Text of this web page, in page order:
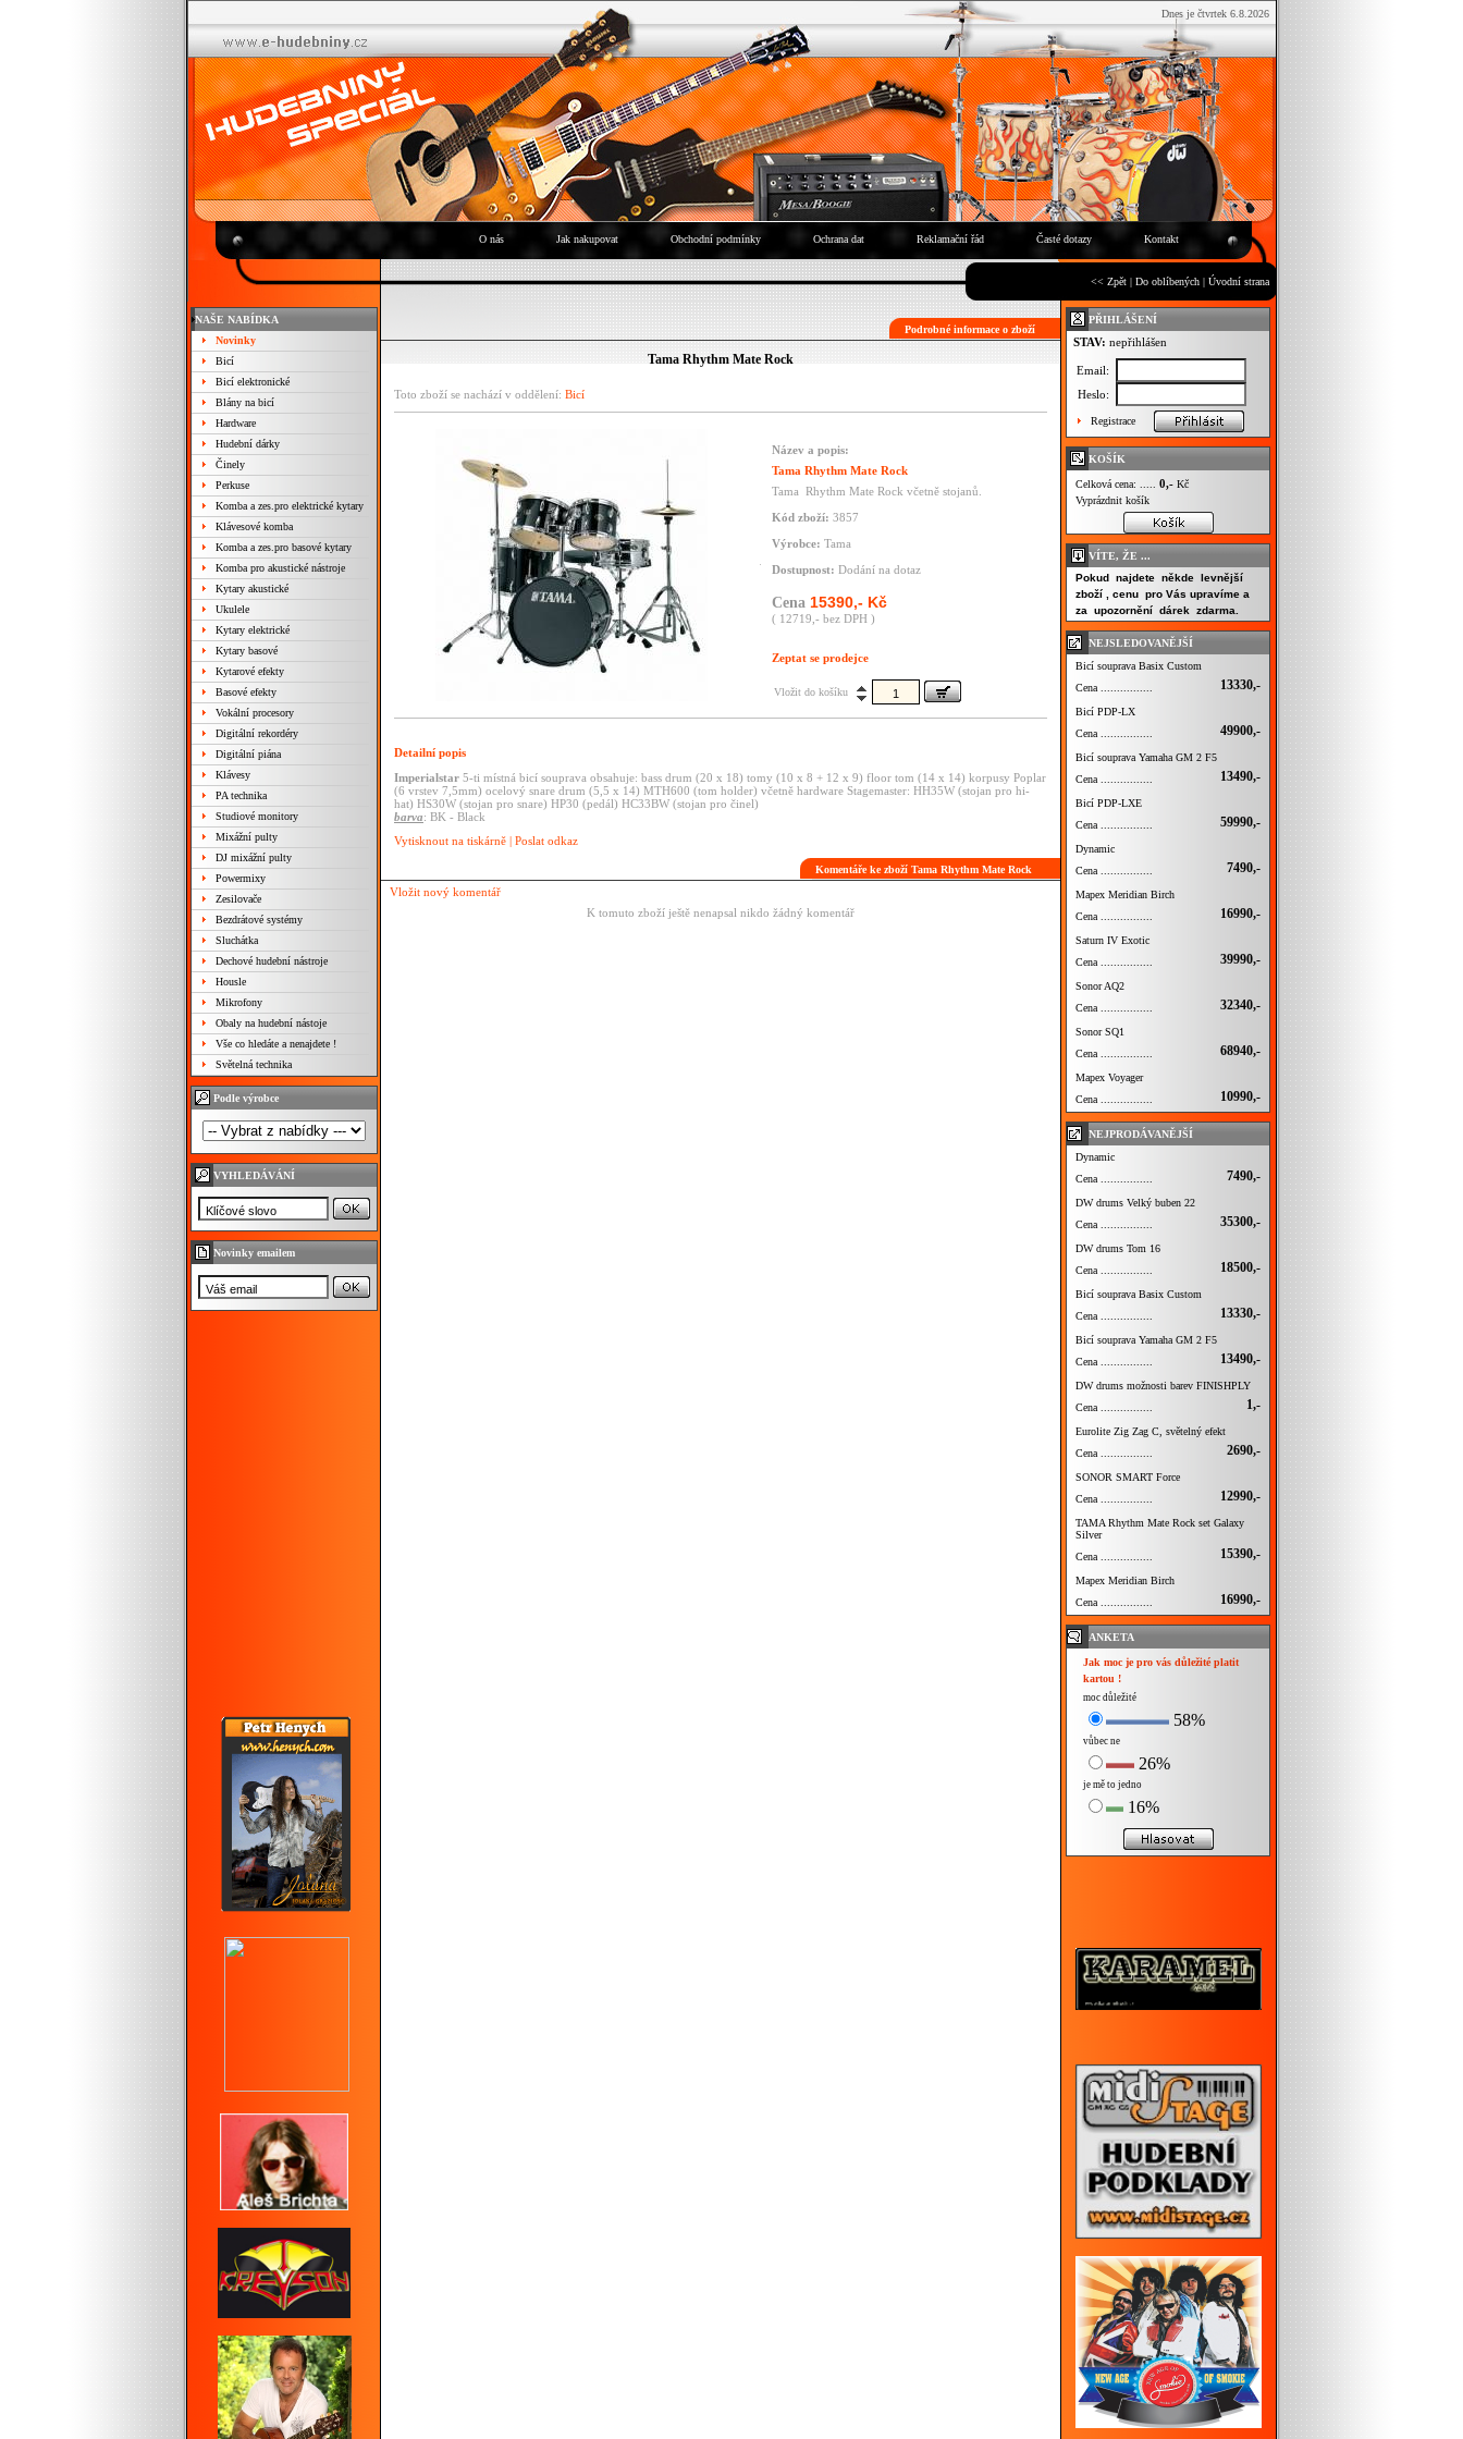
Dnes je čtvrtek 6.8.2026
O nás Jak nakupovat Obchodní podmínky Ochrana dat Reklamační řád Časté dotazy Kontakt
<< Zpět | Do oblíbených | Úvodní strana
NAŠE NABÍDKA
Novinky
Bicí
Bicí elektronické
Blány na bicí
Hardware
Hudební dárky
Činely
Perkuse
Komba a zes.pro elektrické kytary
Klávesové komba
Komba a zes.pro basové kytary
Komba pro akustické nástroje
Kytary akustické
Ukulele
Kytary elektrické
Kytary basové
Kytarové efekty
Basové efekty
Vokální procesory
Digitální rekordéry
Digitální piána
Klávesy
PA technika
Studiové monitory
Mixážní pulty
DJ mixážní pulty
Powermixy
Zesilovače
Bezdrátové systémy
Sluchátka
Dechové hudební nástroje
Housle
Mikrofony
Obaly na hudební nástoje
Vše co hledáte a nenajdete !
Světelná technika
Podle výrobce
VYHLEDÁVÁNÍ
Novinky emailem
Podrobné informace o zboží
Tama Rhythm Mate Rock
Toto zboží se nachází v oddělení: Bicí
Název a popis:
Tama Rhythm Mate Rock
Tama Rhythm Mate Rock včetně stojanů.
Kód zboží: 3857
Výrobce: Tama
Dostupnost: Dodání na dotaz
Cena 15390,- Kč
( 12719,- bez DPH )
Zeptat se prodejce
Vložit do košíku
Detailní popis
Imperialstar 5-ti místná bicí souprava obsahuje: bass drum (20 x 18) tomy (10 x 8 + 12 x 9) floor tom (14 x 14) korpusy Poplar
(6 vrstev 7,5mm) ocelový snare drum (5,5 x 14) MTH600 (tom holder) včetně hardware Stagemaster: HH35W (stojan pro hi-
hat) HS30W (stojan pro snare) HP30 (pedál) HC33BW (stojan pro činel)
barva: BK - Black
Vytisknout na tiskárně | Poslat odkaz
Komentáře ke zboží Tama Rhythm Mate Rock
Vložit nový komentář
K tomuto zboží ještě nenapsal nikdo žádný komentář
PŘIHLÁŠENÍ
STAV: nepřihlášen
Email:
Heslo:
Registrace
KOŠÍK
Celková cena: ..... 0,- Kč
Vyprázdnit košík
VÍTE, ŽE ...
Pokud najdete někde levnější
zboží , cenu pro Vás upravíme a
za upozornění dárek zdarma.
NEJSLEDOVANĚJŠÍ
Bicí souprava Basix Custom
Cena ................
13330,-
Bicí PDP-LX
Cena ................
49900,-
Bicí souprava Yamaha GM 2 F5
Cena ................
13490,-
Bicí PDP-LXE
Cena ................
59990,-
Dynamic
Cena ................
7490,-
Mapex Meridian Birch
Cena ................
16990,-
Saturn IV Exotic
Cena ................
39990,-
Sonor AQ2
Cena ................
32340,-
Sonor SQ1
Cena ................
68940,-
Mapex Voyager
Cena ................
10990,-
NEJPRODÁVANĚJŠÍ
Dynamic
Cena ................
7490,-
DW drums Velký buben 22
Cena ................
35300,-
DW drums Tom 16
Cena ................
18500,-
Bicí souprava Basix Custom
Cena ................
13330,-
Bicí souprava Yamaha GM 2 F5
Cena ................
13490,-
DW drums možnosti barev FINISHPLY
Cena ................
1,-
Eurolite Zig Zag C, světelný efekt
Cena ................
2690,-
SONOR SMART Force
Cena ................
12990,-
TAMA Rhythm Mate Rock set Galaxy
Silver
Cena ................
15390,-
Mapex Meridian Birch
Cena ................
16990,-
ANKETA
Jak moc je pro vás důležité platit
kartou !
moc důležité
58%
vůbec ne
26%
je mě to jedno
16%